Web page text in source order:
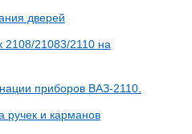
дверей
2108/21083/2110 на
приборов ВАЗ-2110.
ручек и карманов